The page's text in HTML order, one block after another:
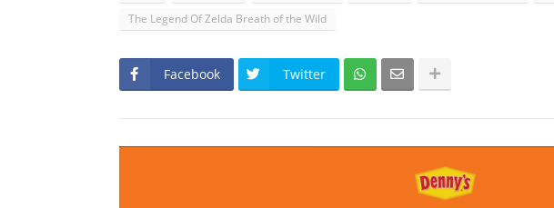
The Legend Of Zelda Breath of the Wild
Facebook Twitter